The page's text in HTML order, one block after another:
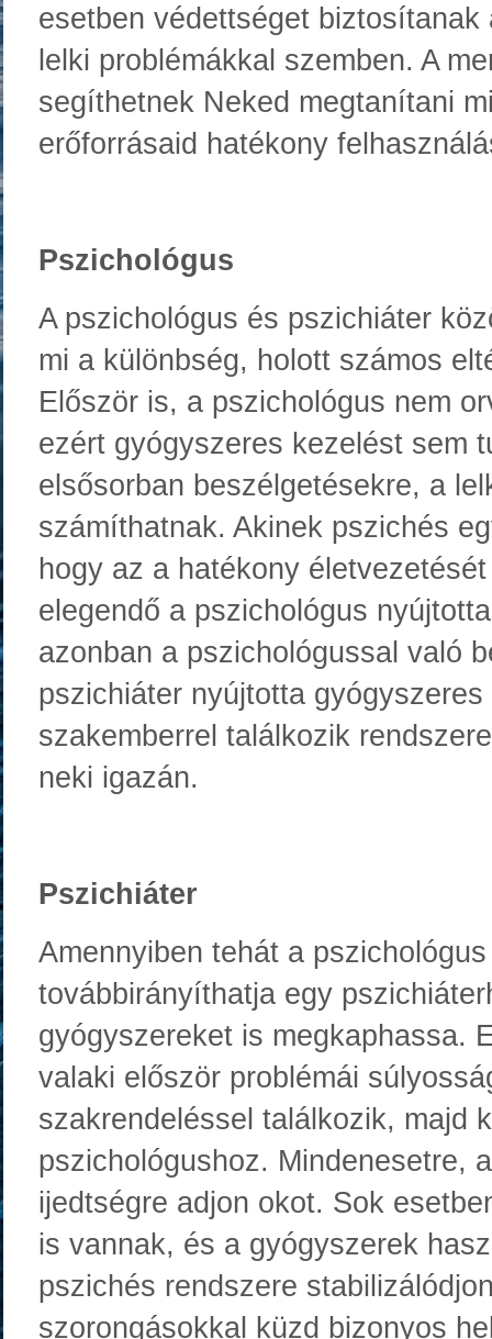
esetben védettséget
lelki problémákkal szemben. A
segíthetnek Neked megtanítani
erőforrásaid hatékony
Pszichológus
A pszichológus és pszichiáter
mi a különbség, holott számos
Először is, a pszichológus nem
ezért gyógyszeres kezelést sem
elsősorban beszélgetésekre, a
számíthatnak. Akinek pszichés
hogy az a hatékony
elegendő a pszichológus
azonban a pszichológussal való
pszichiáter nyújtotta
szakemberrel találkozik
neki igazán.
Pszichiáter
Amennyiben tehát a
továbbirányíthatja egy
gyógyszereket is megkaphassa.
valaki először problémái
szakrendeléssel találkozik, majd
pszichológushoz. Mindenesetre,
ijedtségre adjon okot. Sok
is vannak, és a gyógyszerek
pszichés rendszere
szorongásokkal küzd bizonyos